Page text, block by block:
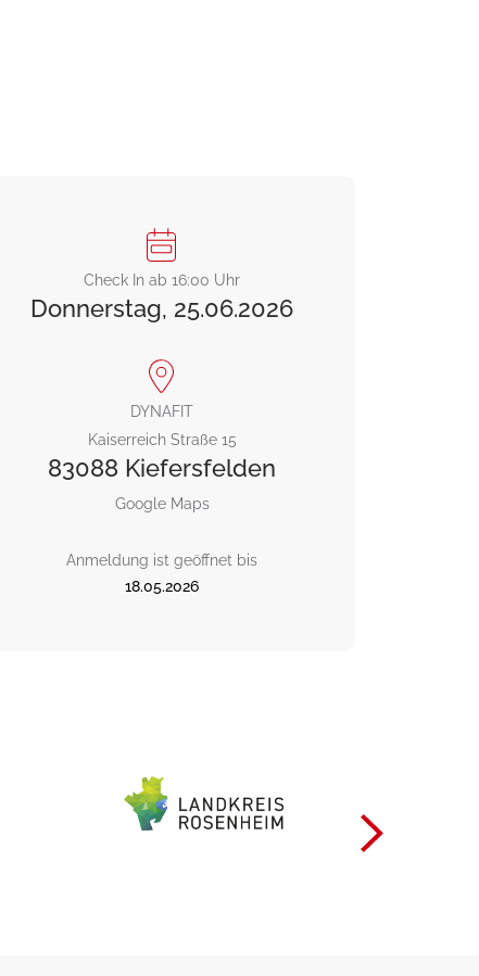
Check In ab 16:00 Uhr
Donnerstag, 25.06.2026
DYNAFIT
Kaiserreich Straße 15
83088 Kiefersfelden
Google Maps
Anmeldung ist geöffnet bis
18.05.2026